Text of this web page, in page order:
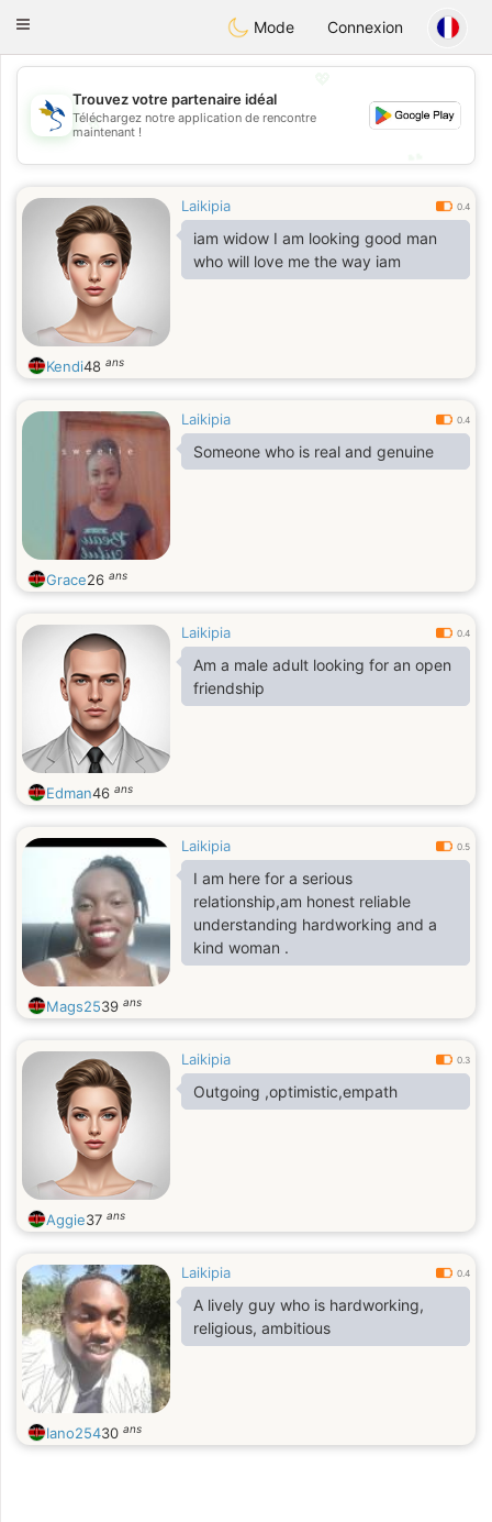
SvenskaDating
Toggle
Mode Connexion
💖
💕
Trouvez votre partenaire idéal
Téléchargez notre application de rencontre
maintenant !
Laikipia 0.4
iam widow I am looking good man
who will love me the way iam
Kendi48 ans
Laikipia 0.4
Someone who is real and genuine
Grace26 ans
Laikipia 0.4
Am a male adult looking for an open
friendship
Edman46 ans
Laikipia 0.5
I am here for a serious
relationship,am honest reliable
understanding hardworking and a
kind woman .
Mags2539 ans
Laikipia 0.3
Outgoing ,optimistic,empath
Aggie37 ans
Laikipia 0.4
A lively guy who is hardworking,
religious, ambitious
Iano25430 ans